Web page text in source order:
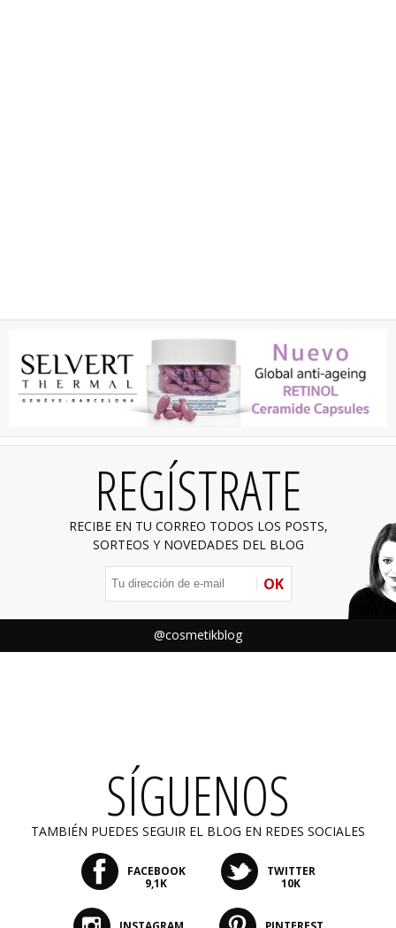
REGÍSTRATE
RECIBE EN TU CORREO TODOS LOS POSTS,
SORTEOS Y NOVEDADES DEL BLOG
OK
@cosmetikblog
SÍGUENOS
TAMBIÉN PUEDES SEGUIR EL BLOG EN REDES SOCIALES
FACEBOOK
9,1K
TWITTER
10K